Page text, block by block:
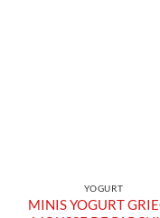
YOGURT
MINIS YOGURT